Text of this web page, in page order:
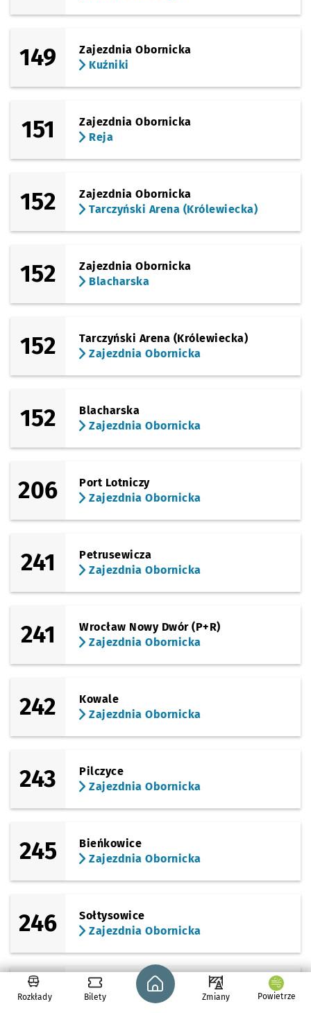
149
Zajezdnia Obornicka
Kuźniki
151
Zajezdnia Obornicka
Reja
152
Zajezdnia Obornicka
Tarczyński Arena (Królewiecka)
152
Zajezdnia Obornicka
Blacharska
152
Tarczyński Arena (Królewiecka)
Zajezdnia Obornicka
152
Blacharska
Zajezdnia Obornicka
206
Port Lotniczy
Zajezdnia Obornicka
241
Petrusewicza
Zajezdnia Obornicka
241
Wrocław Nowy Dwór (P+R)
Zajezdnia Obornicka
242
Kowale
Zajezdnia Obornicka
243
Pilczyce
Zajezdnia Obornicka
245
Bieńkowice
Zajezdnia Obornicka
246
Sołtysowice
Zajezdnia Obornicka
246
Kozanów
Zajezdnia Obornicka
Rozkłady Bilety
Strona główna - wroclaw.pl
Zmiany Powietrze